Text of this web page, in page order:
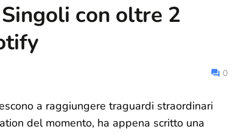
con oltre 2
0
a raggiungere traguardi straordinari
del momento, ha appena scritto una